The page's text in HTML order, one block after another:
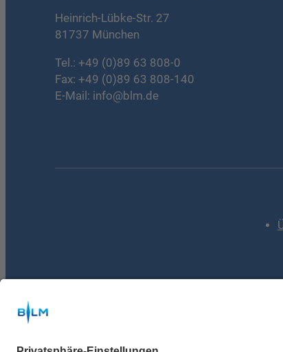
Heinrich-Lübke-Str. 27
81737 München
Tel.: +49 (0)89 63 808-0
Fax: +49 (0)89 63 808-140
E-Mail: info@blm.de